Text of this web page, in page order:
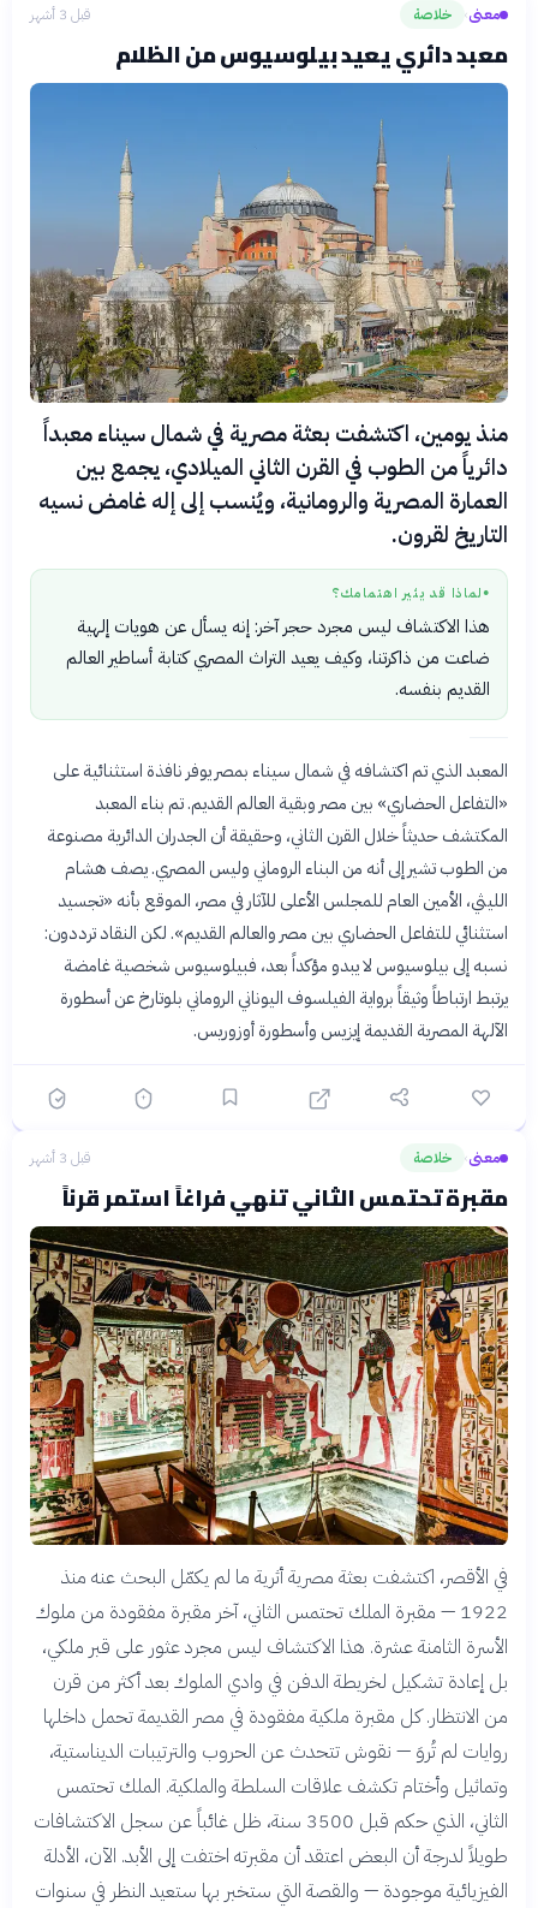
معنى› خلاصة قبل 3 أشهر
معبد دائري يعيد بيلوسيوس من الظلام
منذ يومين، اكتشفت بعثة مصرية في شمال سيناء معبداً
دائرياً من الطوب في القرن الثاني الميلادي، يجمع بين
العمارة المصرية والرومانية، ويُنسب إلى إله غامض نسيه
التاريخ لقرون.
● لماذا قد يثير اهتمامك؟
هذا الاكتشاف ليس مجرد حجر آخر: إنه يسأل عن هويات إلهية
ضاعت من ذاكرتنا، وكيف يعيد التراث المصري كتابة أساطير العالم
القديم بنفسه.
المعبد الذي تم اكتشافه في شمال سيناء بمصر يوفر نافذة استثنائية على
«التفاعل الحضاري» بين مصر وبقية العالم القديم. تم بناء المعبد
المكتشف حديثاً خلال القرن الثاني، وحقيقة أن الجدران الدائرية مصنوعة
من الطوب تشير إلى أنه من البناء الروماني وليس المصري. يصف هشام
الليثي، الأمين العام للمجلس الأعلى للآثار في مصر، الموقع بأنه «تجسيد
استثنائي للتفاعل الحضاري بين مصر والعالم القديم». لكن النقاد ترددون:
نسبه إلى بيلوسيوس لا يبدو مؤكداً بعد، فبيلوسيوس شخصية غامضة
يرتبط ارتباطاً وثيقاً برواية الفيلسوف اليوناني الروماني بلوتارخ عن أسطورة
الآلهة المصرية القديمة إيزيس وأسطورة أوزوريس.
معنى› خلاصة قبل 3 أشهر
مقبرة تحتمس الثاني تنهي فراغاً استمر قرناً
في الأقصر، اكتشفت بعثة مصرية أثرية ما لم يكمّل البحث عنه منذ
1922 — مقبرة الملك تحتمس الثاني، آخر مقبرة مفقودة من ملوك
الأسرة الثامنة عشرة. هذا الاكتشاف ليس مجرد عثور على قبر ملكي،
بل إعادة تشكيل لخريطة الدفن في وادي الملوك بعد أكثر من قرن
من الانتظار. كل مقبرة ملكية مفقودة في مصر القديمة تحمل داخلها
روايات لم تُروَ — نقوش تتحدث عن الحروب والترتيبات الديناستية،
وتماثيل وأختام تكشف علاقات السلطة والملكية. الملك تحتمس
الثاني، الذي حكم قبل 3500 سنة، ظل غائباً عن سجل الاكتشافات
طويلاً لدرجة أن البعض اعتقد أن مقبرته اختفت إلى الأبد. الآن، الأدلة
الفيزيائية موجودة — والقصة التي ستخبر بها ستعيد النظر في سنوات